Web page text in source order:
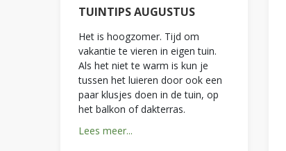
TUINTIPS AUGUSTUS
Het is hoogzomer. Tijd om
vakantie te vieren in eigen tuin.
Als het niet te warm is kun je
tussen het luieren door ook een
paar klusjes doen in de tuin, op
het balkon of dakterras.
Lees meer...